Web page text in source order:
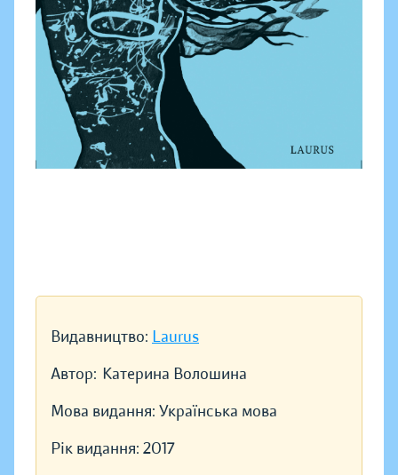
Видавництво: Laurus
Автор: Катерина Волошина
Мова видання: Українська мова
Рік видання: 2017